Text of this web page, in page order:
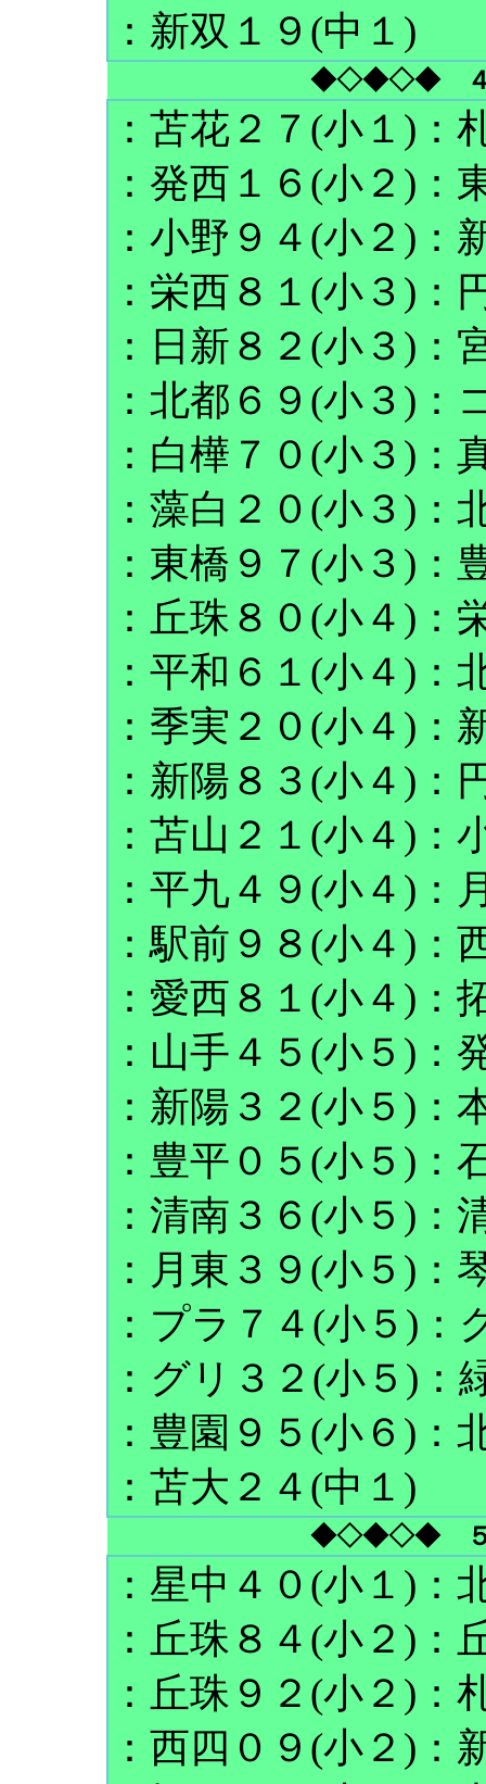
：新双１９(中１)
◆◇◆◇◆ ４
：苫花２７(小１)：
：発西１６(小２)：
：小野９４(小２)：
：栄西８１(小３)：
：日新８２(小３)：
：北都６９(小３)：
：白樺７０(小３)：
：藻白２０(小３)：
：東橋９７(小３)：
：丘珠８０(小４)：
：平和６１(小４)：
：季実２０(小４)：
：新陽８３(小４)：
：苫山２１(小４)：
：平九４９(小４)：
：駅前９８(小４)：
：愛西８１(小４)：
：山手４５(小５)：
：新陽３２(小５)：
：豊平０５(小５)：
：清南３６(小５)：
：月東３９(小５)：
：プラ７４(小５)：
：グリ３２(小５)：
：豊園９５(小６)：
：苫大２４(中１)
◆◇◆◇◆ ５
：星中４０(小１)：
：丘珠８４(小２)：
：丘珠９２(小２)：
：西四０９(小２)：